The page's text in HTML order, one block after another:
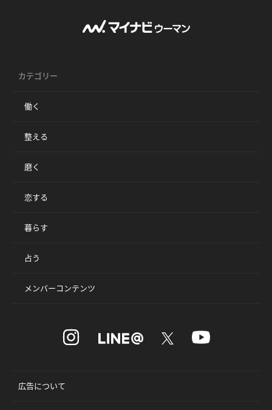
カテゴリー
働く
整える
磨く
恋する
暮らす
占う
メンバーコンテンツ
広告について